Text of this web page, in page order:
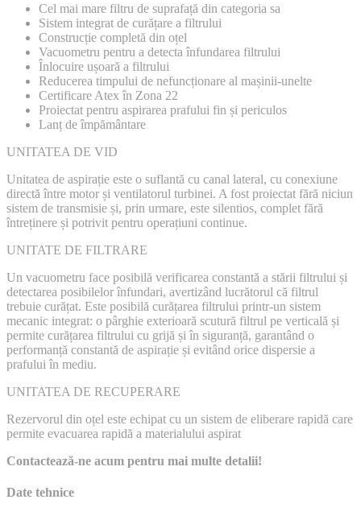
Cel mai mare filtru de suprafață din categoria sa
Sistem integrat de curățare a filtrului
Construcție completă din oțel
Vacuometru pentru a detecta înfundarea filtrului
Înlocuire ușoară a filtrului
Reducerea timpului de nefuncționare al mașinii-unelte
Certificare Atex în Zona 22
Proiectat pentru aspirarea prafului fin și periculos
Lanț de împământare
UNITATEA DE VID
Unitatea de aspirație este o suflantă cu canal lateral, cu conexiune
directă între motor și ventilatorul turbinei. A fost proiectat fără niciun
sistem de transmisie și, prin urmare, este silentios, complet fără
întreținere și potrivit pentru operațiuni continue.
UNITATE DE FILTRARE
Un vacuometru face posibilă verificarea constantă a stării filtrului și
detectarea posibilelor înfundari, avertizând lucrătorul că filtrul
trebuie curățat. Este posibilă curățarea filtrului printr-un sistem
mecanic integrat: o pârghie exterioară scutură filtrul pe verticală și
permite curățarea filtrului cu grijă și în siguranță, garantând o
performanță constantă de aspirație și evitând orice dispersie a
prafului în mediu.
UNITATEA DE RECUPERARE
Rezervorul din oțel este echipat cu un sistem de eliberare rapidă care
permite evacuarea rapidă a materialului aspirat
Contactează-ne acum pentru mai multe detalii!
Date tehnice